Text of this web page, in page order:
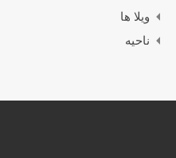
ویلا ها
ناحیه